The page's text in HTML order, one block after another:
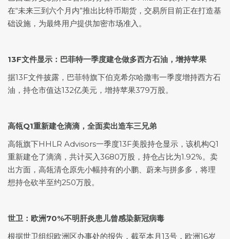
在“未来三到六个月内”推出比特币期货，交易所目前正在打造基
础设施，为最终用户提供加密市场准入。
13F文件显示：巴菲特一季度建仓做多西方石油，增持苹果
据13F文件披露，巴菲特旗下伯克希尔哈撒韦一季度增持西方石
油，持仓市值达132亿美元，增持苹果379万股。
高瓴Q1重新建仓滴滴，全面卖出造车三兄弟
高瓴旗下HHLR Advisors一季度13F美股持仓显示，该机构Q1
重新建仓了滴滴，共计买入3680万股，持仓占比为1.92%。卖
出方面，高瓴清仓原先小幅持有的小鹏、蔚来与拼多多，将理
想持仓砍半至约250万股。
世卫：欧洲70%不明肝炎患儿曾感染新冠病毒
根据世卫组织欧洲区办事处的报告，截至本月13号，欧洲16岁